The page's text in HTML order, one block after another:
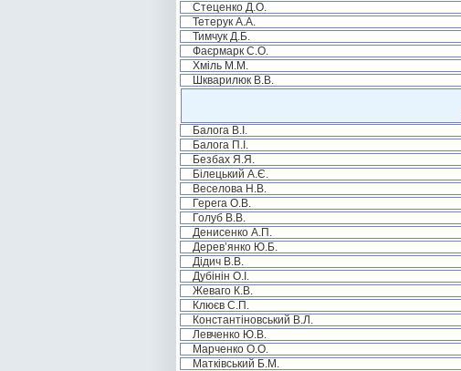
Стеценко Д.О.
Тетерук А.А.
Тимчук Д.Б.
Фаєрмарк С.О.
Хміль М.М.
Шкварилюк В.В.
Балога В.І.
Балога П.І.
Безбах Я.Я.
Білецький А.Є.
Веселова Н.В.
Герега О.В.
Голуб В.В.
Денисенко А.П.
Дерев’янко Ю.Б.
Дідич В.В.
Дубінін О.І.
Жеваго К.В.
Клюєв С.П.
Константіновський В.Л.
Левченко Ю.В.
Марченко О.О.
Матківський Б.М.